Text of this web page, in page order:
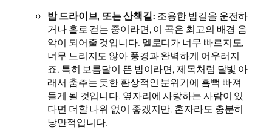
밤 드라이브, 또는 산책길: 조용한 밤길을 운전하
거나 홀로 걷는 중이라면, 이 곡은 최고의 배경 음
악이 되어줄 것입니다. 멜로디가 너무 빠르지도,
너무 느리지도 않아 풍경과 완벽하게 어우러지
죠. 특히 보름달이 뜬 밤이라면, 제목처럼 달빛 아
래서 춤추는 듯한 환상적인 분위기에 흠뻑 빠져
들게 될 것입니다. 옆자리에 사랑하는 사람이 있
다면 더할 나위 없이 좋겠지만, 혼자라도 충분히
낭만적입니다.